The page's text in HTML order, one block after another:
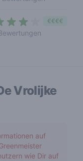
€€€€
Vrolijke
auf
wie Dir auf